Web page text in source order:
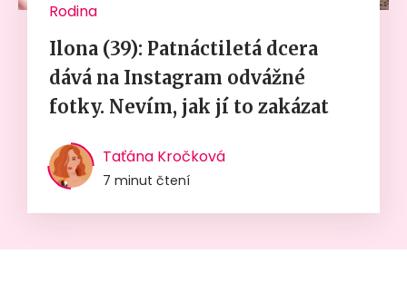
Rodina
Ilona (39): Patnáctiletá dcera
dává na Instagram odvážné
fotky. Nevím, jak jí to zakázat
Taťána Kročková
7 minut čtení